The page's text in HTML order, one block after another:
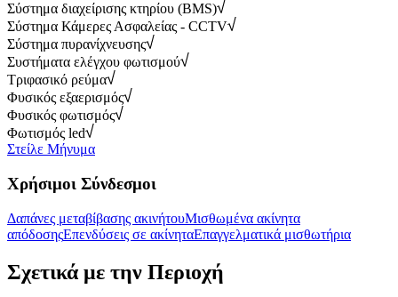
Σύστημα διαχείρισης κτηρίου (BMS)
Σύστημα Κάμερες Ασφαλείας - CCTV
Σύστημα πυρανίχνευσης
Συστήματα ελέγχου φωτισμού
Τριφασικό ρεύμα
Φυσικός εξαερισμός
Φυσικός φωτισμός
Φωτισμός led
Στείλε Μήνυμα
Χρήσιμοι Σύνδεσμοι
Δαπάνες μεταβίβασης ακινήτουΜισθωμένα ακίνητα
απόδοσηςΕπενδύσεις σε ακίνηταΕπαγγελματικά μισθωτήρια
Σχετικά με την Περιοχή